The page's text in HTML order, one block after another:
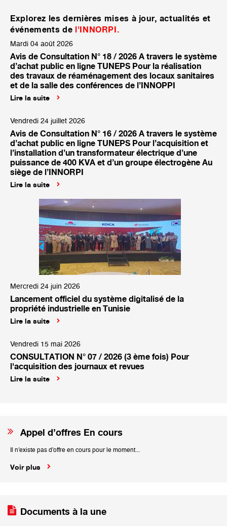
Explorez les dernières mises à jour, actualités et
événements de l'INNORPI.
Mardi 04 août 2026
Avis de Consultation N° 18 / 2026 A travers le système
d’achat public en ligne TUNEPS Pour la réalisation
des travaux de réaménagement des locaux sanitaires
et de la salle des conférences de l’INNOPPI
Lire la suite
Vendredi 24 juillet 2026
Avis de Consultation N° 16 / 2026 A travers le système
d’achat public en ligne TUNEPS Pour l’acquisition et
l’installation d’un transformateur électrique d’une
puissance de 400 KVA et d’un groupe électrogène Au
siège de l’INNORPI
Lire la suite
Mercredi 24 juin 2026
Lancement officiel du système digitalisé de la
propriété industrielle en Tunisie
Lire la suite
Vendredi 15 mai 2026
CONSULTATION N° 07 / 2026 (3 ème fois) Pour
l'acquisition des journaux et revues
Lire la suite
Appel d’offres En cours
Il n'existe pas d'offre en cours pour le moment...
Voir plus
Documents à la une